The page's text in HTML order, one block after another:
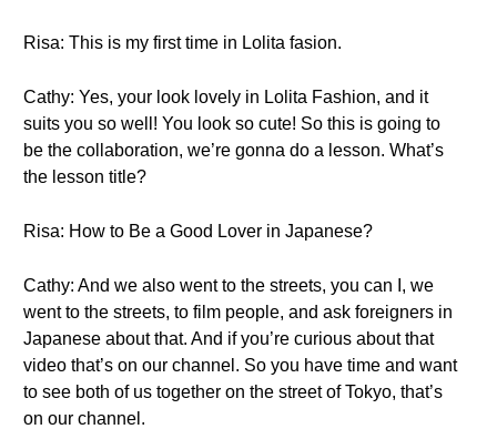
Risa: This is my first time in Lolita fasion.
Cathy: Yes, your look lovely in Lolita Fashion, and it
suits you so well! You look so cute! So this is going to
be the collaboration, we’re gonna do a lesson. What’s
the lesson title?
Risa: How to Be a Good Lover in Japanese?
Cathy: And we also went to the streets, you can I, we
went to the streets, to film people, and ask foreigners in
Japanese about that. And if you’re curious about that
video that’s on our channel. So you have time and want
to see both of us together on the street of Tokyo, that’s
on our channel.